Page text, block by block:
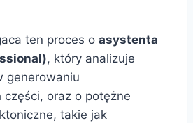
ten proces o asystenta
, który analizuje
generowaniu
części, oraz o potężne
takie jak